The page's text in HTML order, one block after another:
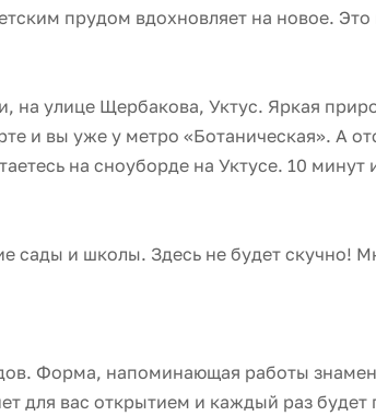
Секция 2
прудом вдохновляет на новое.
на улице Щербакова, Уктус. Яркая
и вы уже у метро «Ботаническая». А
на сноуборде на Уктусе. 10
сады и школы. Здесь не будет скучно!
Форма, напоминающая работы
для вас открытием и каждый раз